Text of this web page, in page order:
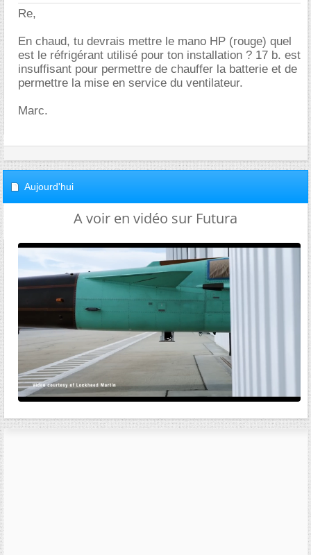
Re,
En chaud, tu devrais mettre le mano HP (rouge) quel
est le réfrigérant utilisé pour ton installation ? 17 b. est
insuffisant pour permettre de chauffer la batterie et de
permettre la mise en service du ventilateur.
Marc.
Aujourd'hui
A voir en vidéo sur Futura